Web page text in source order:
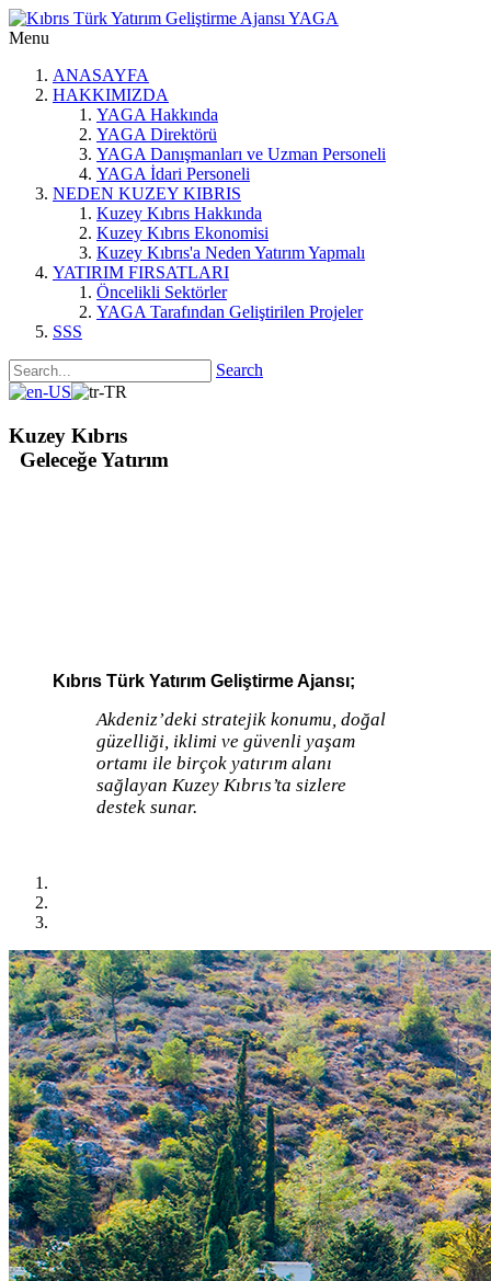
Menu
ANASAYFA
HAKKIMIZDA
YAGA Hakkında
YAGA Direktörü
YAGA Danışmanları ve Uzman Personeli
YAGA İdari Personeli
NEDEN KUZEY KIBRIS
Kuzey Kıbrıs Hakkında
Kuzey Kıbrıs Ekonomisi
Kuzey Kıbrıs'a Neden Yatırım Yapmalı
YATIRIM FIRSATLARI
Öncelikli Sektörler
YAGA Tarafından Geliştirilen Projeler
SSS
Search
Kuzey Kıbrıs
Geleceğe Yatırım
Kıbrıs Türk Yatırım Geliştirme Ajansı;
Akdeniz’deki stratejik konumu, doğal
güzelliği, iklimi ve güvenli yaşam
ortamı ile birçok yatırım alanı
sağlayan Kuzey Kıbrıs’ta sizlere
destek sunar.